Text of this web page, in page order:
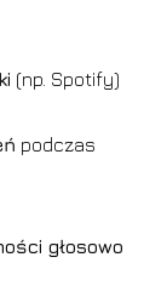
(np. Spotify)
podczas
głosowo